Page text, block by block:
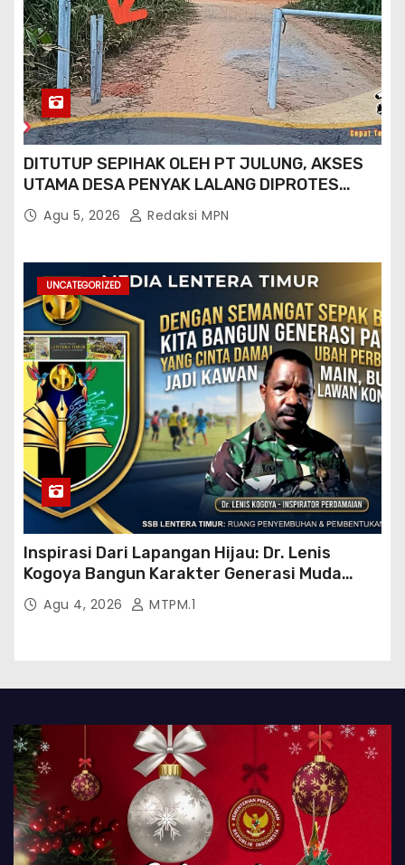
DITUTUP SEPIHAK OLEH PT JULUNG, AKSES
UTAMA DESA PENYAK LALANG DIPROTES
KADES DAN GPN 08
Agu 5, 2026 Redaksi MPN
UNCATEGORIZED
Inspirasi Dari Lapangan Hijau: Dr. Lenis
Kogoya Bangun Karakter Generasi Muda
PapuaAgu 4, 2026 MTPM.1